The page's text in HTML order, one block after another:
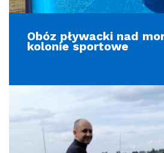
Obóz pływacki nad
kolonie sportowe